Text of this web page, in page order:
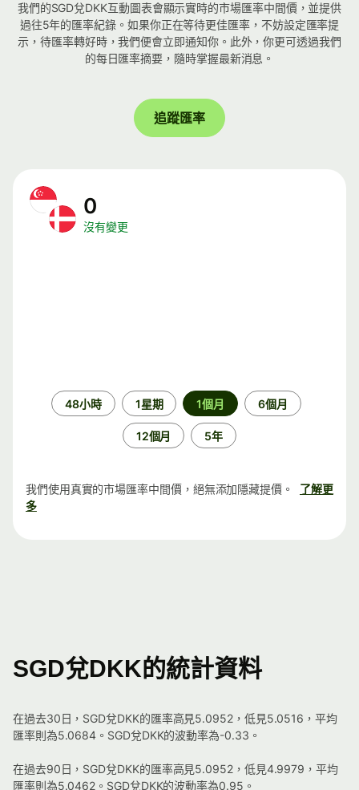
我們的SGD兌DKK互動圖表會顯示實時的市場匯率中間價，並提供
過往5年的匯率紀錄。如果你正在等待更佳匯率，不妨設定匯率提
示，待匯率轉好時，我們便會立即通知你。此外，你更可透過我們
的每日匯率摘要，隨時掌握最新消息。
追蹤匯率
0
沒有變更
48小時 1星期 1個月 6個月
12個月 5年
我們使用真實的市場匯率中間價，絕無添加隱藏提價。
了解更
多
SGD兌DKK的統計資料
在過去30日，SGD兌DKK的匯率高見5.0952，低見5.0516，平均
匯率則為5.0684。SGD兌DKK的波動率為-0.33。
在過去90日，SGD兌DKK的匯率高見5.0952，低見4.9979，平均
匯率則為5.0462。SGD兌DKK的波動率為0.95。